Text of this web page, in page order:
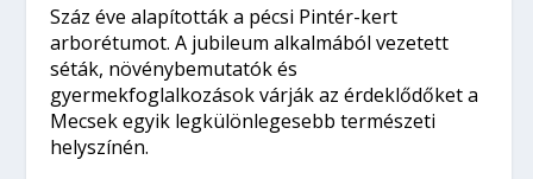
Száz éve alapították a pécsi Pintér-kert
arborétumot. A jubileum alkalmából vezetett
séták, növénybemutatók és
gyermekfoglalkozások várják az érdeklődőket a
Mecsek egyik legkülönlegesebb természeti
helyszínén.